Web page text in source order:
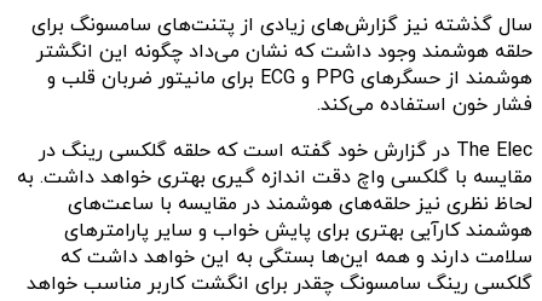
سال گذشته نیز گزارش‌های زیادی از پتنت‌های سامسونگ برای
حلقه هوشمند وجود داشت که نشان می‌داد چگونه این انگشتر
هوشمند از حسگرهای PPG و ECG برای مانیتور ضربان قلب و
فشار خون استفاده می‌کند.
The Elec در گزارش خود گفته است که حلقه گلکسی رینگ در
مقایسه با گلکسی واچ دقت اندازه گیری بهتری خواهد داشت. به
لحاظ نظری نیز حلقه‌های هوشمند در مقایسه با ساعت‌های
هوشمند کارآیی بهتری برای پایش خواب و سایر پارامترهای
سلامت دارند و همه این‌ها بستگی به این خواهد داشت که
گلکسی رینگ سامسونگ چقدر برای انگشت کاربر مناسب خواهد